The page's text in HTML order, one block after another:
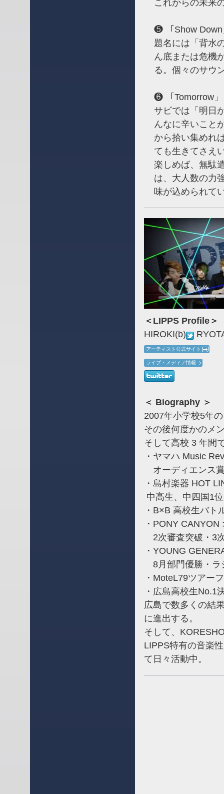
これからの未来
❺ 「Show Down
題名には「背水
ん底または危機
る。個々のサウ
❻ 「Tomorrow
サビでは「明日
んなに辛いこと
から拾い集めれ
ても生きてさえ
楽しめば、無駄
は、大人数の力
味が込められて
＜LIPPS Profile＞
HIROKI(b)
アーティスト公式サイト
ライブ・メディア情報
＜ Biography ＞
2007年小学校5年
その後何度かのメ
そして高校 3 年間
・ヤマハ Music
オーディエンス
・島村楽器 HOT
中高生、中四国1
・B×B 高校生バ
・PONY
2次審査突破・3
・YOUNG
8月部門優勝・ラ
・MoteL79ツアー
・広島高校生No.1
広島で数多くの結
に進出する。
そして、
LIPPS特有の音楽
て日々活動中。